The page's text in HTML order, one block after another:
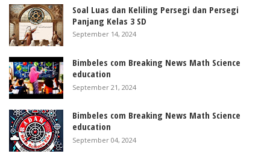
Soal Luas dan Keliling Persegi dan Persegi
Panjang Kelas 3 SD
September 14, 2024
Bimbeles com Breaking News Math Science
education
September 21, 2024
Bimbeles com Breaking News Math Science
education
September 04, 2024